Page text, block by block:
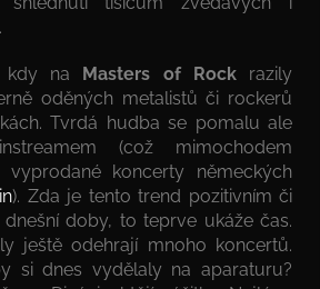
kdy na Masters of Rockrazily
oděných metalistů či rockerů
Tvrdá hudba se pomalu ale
(což mimochodem
koncerty německých
). Zda je tento trend pozitivním či
doby, to teprve ukáže čas.
ještě odehrají mnoho koncertů.
si dnes vydělaly na aparaturu?